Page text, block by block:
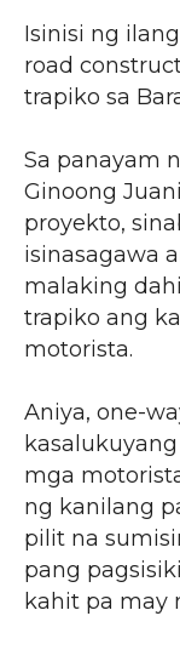
Isinisi ng
road
trapiko sa
Sa panayam
Ginoong
proyekto,
isinasagawa
malaking
trapiko ang
motorista.
Aniya, one-
mga
ng kanilang
pilit na
pang
kahit pa may